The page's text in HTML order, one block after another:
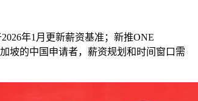
年1月更新薪资基准；新推ONE
坡的中国申请者，薪资规划和时间窗口需